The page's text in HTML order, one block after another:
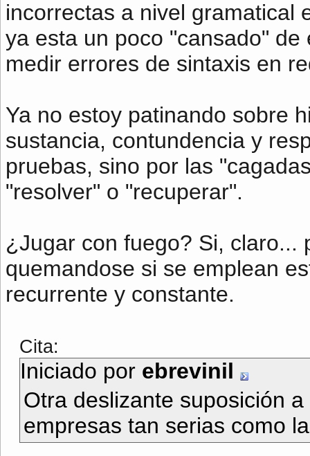
incorrectas a nivel gramatical
ya esta un poco "cansado"
medir errores de sintaxis en
Ya no estoy patinando sobre
sustancia, contundencia y
pruebas, sino por las
"resolver" o "recuperar".
¿Jugar con fuego? Si, claro...
quemandose si se emplean
recurrente y constante.
Cita:
Iniciado por ebrevinil
Otra deslizante suposición
empresas tan serias como